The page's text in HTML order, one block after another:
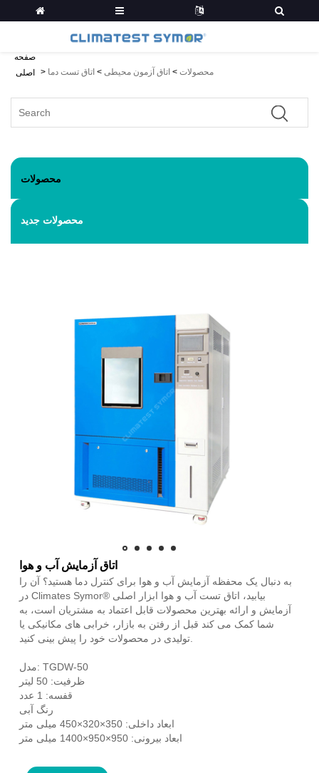
صفحه
اصلی
> محصولات > اتاق آزمون محیطی > اتاق تست دما
محصولات
محصولات جدید
اتاق آزمایش آب و هوا
به دنبال یک محفظه آزمایش آب و هوا برای کنترل دما هستید؟ آن را
در Climates Symor® بیابید، اتاق تست آب و هوا ابزار اصلی
آزمایش و ارائه بهترین محصولات قابل اعتماد به مشتریان است، به
شما کمک می کند قبل از رفتن به بازار، خرابی های مکانیکی یا
مدل: TGDW-50
ظرفیت: 50 لیتر
قفسه: 1 عدد
رنگ آبی
ابعاد داخلی: 350×320×450 میلی متر
ابعاد بیرونی: 950×950×1400 میلی متر